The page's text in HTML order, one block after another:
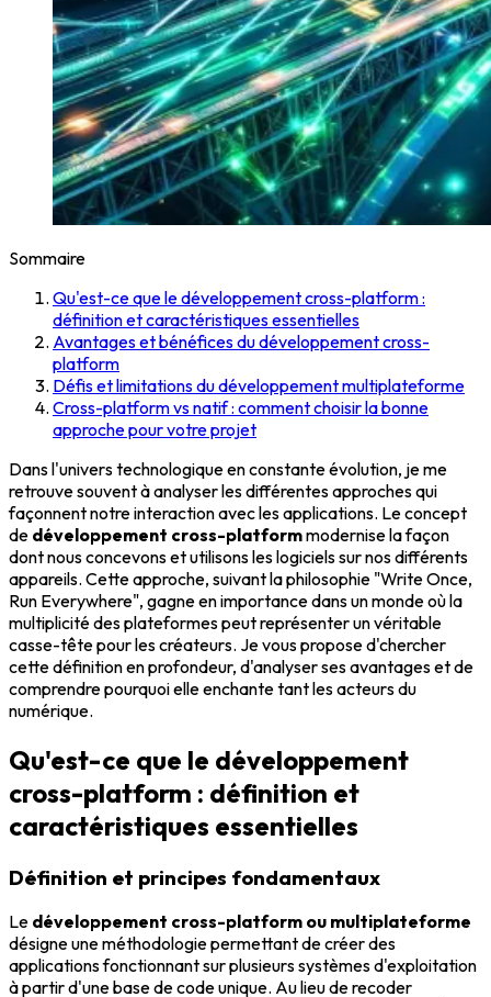
Sommaire
Qu'est-ce que le développement cross-platform :
définition et caractéristiques essentielles
Avantages et bénéfices du développement cross-
platform
Défis et limitations du développement multiplateforme
Cross-platform vs natif : comment choisir la bonne
approche pour votre projet
Dans l'univers technologique en constante évolution, je me
retrouve souvent à analyser les différentes approches qui
façonnent notre interaction avec les applications. Le concept
de développement cross-platformmodernise la façon
dont nous concevons et utilisons les logiciels sur nos différents
appareils. Cette approche, suivant la philosophie "Write Once,
Run Everywhere", gagne en importance dans un monde où la
multiplicité des plateformes peut représenter un véritable
casse-tête pour les créateurs. Je vous propose d'chercher
cette définition en profondeur, d'analyser ses avantages et de
comprendre pourquoi elle enchante tant les acteurs du
numérique.
Qu'est-ce que le développement
cross-platform : définition et
caractéristiques essentielles
Définition et principes fondamentaux
Le développement cross-platform ou multiplateforme
désigne une méthodologie permettant de créer des
applications fonctionnant sur plusieurs systèmes d'exploitation
à partir d'une base de code unique. Au lieu de recoder